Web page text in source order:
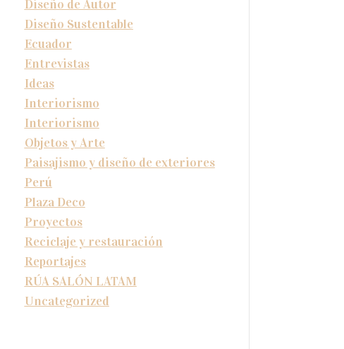
Diseño de Autor
Diseño Sustentable
Ecuador
Entrevistas
Ideas
Interiorismo
Interiorismo
Objetos y Arte
Paisajismo y diseño de exteriores
Perú
Plaza Deco
Proyectos
Reciclaje y restauración
Reportajes
RÚA SALÓN LATAM
Uncategorized